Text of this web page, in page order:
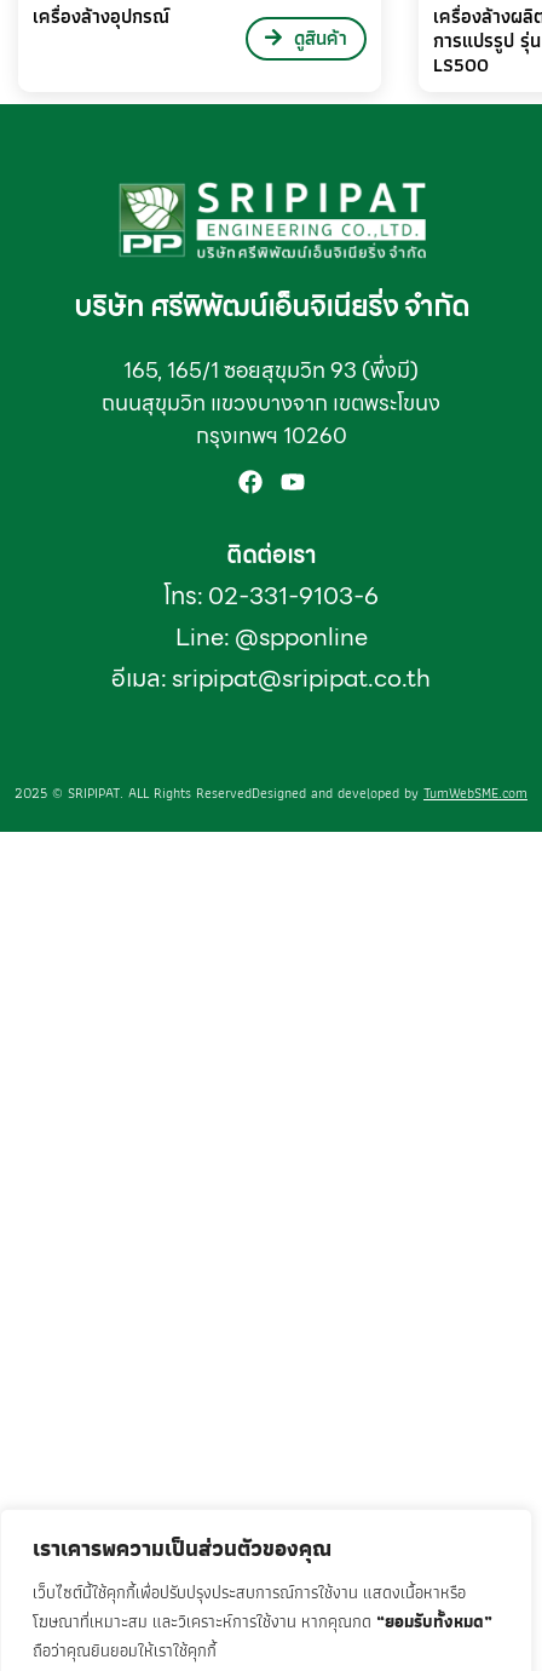
เราเคารพความเป็นส่วนตัวของคุณ
เว็บไซต์นี้ใช้คุกกี้เพื่อปรับปรุงประสบการณ์การใช้งาน แสดงเนื้อหาหรือ
โฆษณาที่เหมาะสม และวิเคราะห์การใช้งาน หากคุณกด “ยอมรับทั้งหมด”
ถือว่าคุณยินยอมให้เราใช้คุกกี้
เครื่องล้างอุปกรณ์
ดูสินค้า
เครื่องล้างผ
การแปรรูป รุ่
LS500
บริษัท ศรีพิพัฒน์เอ็นจิเนียริ่ง จำกัด
165, 165/1 ซอยสุขุมวิท 93 (พึ่งมี)
ถนนสุขุมวิท แขวงบางจาก เขตพระโขนง
กรุงเทพฯ 10260
ติดต่อเรา
โทร: 02-331-9103-6
Line: @spponline
อีเมล:sripipat@sripipat.co.th
2025 © SRIPIPAT. ALL Rights ReservedDesigned and developed by TumWebSME.com